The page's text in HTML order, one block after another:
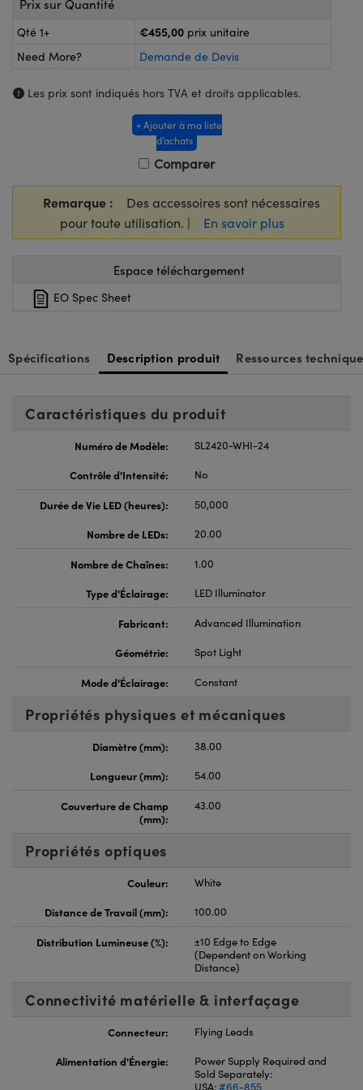
ou Coupleurs
pour Caméras
Optiques Lightpath
Labs™
Gratings™
Optiques de SCHOTT
Prix sur Quantité
Qté 1+ €455,00 prix unitaire
Need More?
Demande de Devis
Les prix sont indiqués hors TVA et droits applicables.
+ Ajouter à ma liste
d’achats
Comparer
Remarque :
Des accessoires sont nécessaires
pour toute utilisation. |
En savoir plus
Espace téléchargement
EO Spec Sheet
Spécifications Description produit Ressources
Caractéristiques du produit
Numéro de Modèle:
SL2420-WHI-24
Contrôle d'Intensité:
No
Durée de Vie LED (heures):
50,000
Nombre de LEDs:
20.00
Nombre de Chaînes:
1.00
Type d'Éclairage:
LED Illuminator
Fabricant:
Advanced Illumination
Géométrie:
Spot Light
Mode d'Éclairage: Constant
Propriétés physiques et mécaniques
Diamètre (mm):
38.00
Longueur (mm):
54.00
Couverture de Champ
(mm):
43.00
Propriétés optiques
Couleur:
White
Distance de Travail (mm):
100.00
Distribution Lumineuse (%):
±10 Edge to Edge
(Dependent on Working
Distance)
Connectivité matérielle & interfaçage
Connecteur:
Flying Leads
Alimentation d'Énergie:
Power Supply Required and
Sold Separately:
USA:#66-855